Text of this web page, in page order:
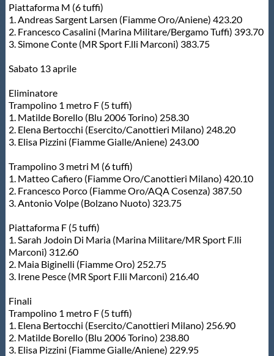
Piattaforma M (6 tuffi)
1. Andreas Sargent Larsen (Fiamme Oro/Aniene) 423.20
2. Francesco Casalini (Marina Militare/Bergamo Tuffi) 393.70
3. Simone Conte (MR Sport F.lli Marconi) 383.75
Sabato 13 aprile
Eliminatore
Trampolino 1 metro F (5 tuffi)
1. Matilde Borello (Blu 2006 Torino) 258.30
2. Elena Bertocchi (Esercito/Canottieri Milano) 248.20
3. Elisa Pizzini (Fiamme Gialle/Aniene) 243.00
Trampolino 3 metri M (6 tuffi)
1. Matteo Cafiero (Fiamme Oro/Canottieri Milano) 420.10
2. Francesco Porco (Fiamme Oro/AQA Cosenza) 387.50
3. Antonio Volpe (Bolzano Nuoto) 323.75
Piattaforma F (5 tuffi)
1. Sarah Jodoin Di Maria (Marina Militare/MR Sport F.lli
Marconi) 312.60
2. Maia Biginelli (Fiamme Oro) 252.75
3. Irene Pesce (MR Sport F.lli Marconi) 216.40
Finali
Trampolino 1 metro F (5 tuffi)
1. Elena Bertocchi (Esercito/Canottieri Milano) 256.90
2. Matilde Borello (Blu 2006 Torino) 238.80
3. Elisa Pizzini (Fiamme Gialle/Aniene) 229.95